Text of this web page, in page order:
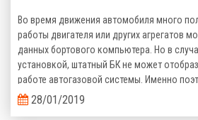
Во время движения автомобиля много
работы двигателя или других агрегатов
данных бортового компьютера. Но в
установкой, штатный БК не может
работе автогазовой системы. Именно
газобаллонного оборудования
варианты.
28/01/2019